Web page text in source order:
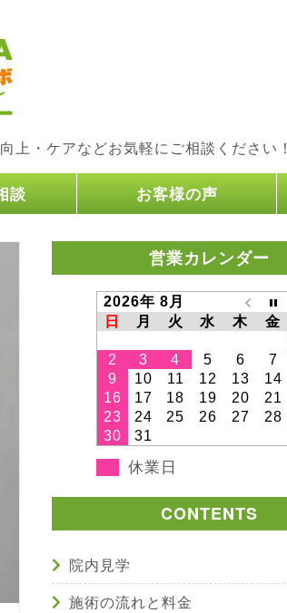
上・ケアなどお気軽にご相談ください！
談 お客様の声
営業カレンダー
2026年 8月
日
月 火 水 木 金
2
3 4 5 6 7
9
10 11 12 13 14
16
17 18 19 20 21
23
24 25 26 27 28
30
31
休業日
CONTENTS
院内見学
施術の流れと料金